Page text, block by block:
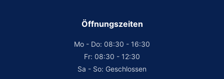
Öffnungszeiten
Mo - Do: 08:30 - 16:30
Fr: 08:30 - 12:30
Sa - So: Geschlossen